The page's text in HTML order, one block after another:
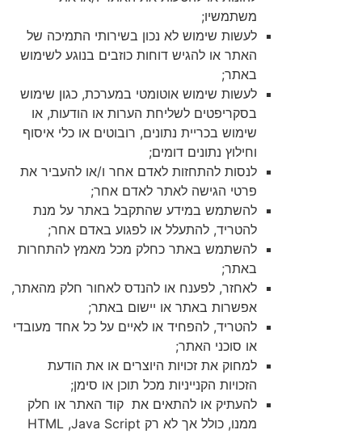
משתמשיו;
לעשות שימוש לא נכון בשירותי התמיכה של
האתר או להגיש דוחות כוזבים בנוגע לשימוש
באתר;
לעשות שימוש אוטומטי במערכת, כגון שימוש
בסקריפטים לשליחת הערות או הודעות, או
שימוש בכריית נתונים, רובוטים או כלי איסוף
וחילוץ נתונים דומים;
לנסות להתחזות לאדם אחר ו/או להעביר את
פרטי הגישה לאתר לאדם אחר;
להשתמש במידע שהתקבל באתר על מנת
להטריד, להתעלל או לפגוע באדם אחר;
להשתמש באתר כחלק מכל מאמץ להתחרות
באתר;
לאחזר, לפענח או להנדס לאחור חלק מהאתר,
אפשרות באתר או יישום באתר;
להטריד, להפחיד או לאיים על כל אחד מעובדי
או סוכני האתר;
למחוק את זכויות היוצרים או את הודעת
הזכויות הקנייניות מכל תוכן או סימן;
להעתיק או להתאים את קוד האתר או חלק
ממנו, כולל אך לא רק HTML ,Java Script